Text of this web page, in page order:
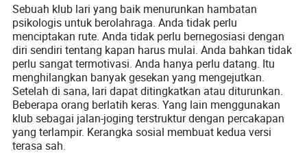
Sebuah klub lari yang baik menurunkan hambatan
psikologis untuk berolahraga. Anda tidak perlu
menciptakan rute. Anda tidak perlu bernegosiasi dengan
diri sendiri tentang kapan harus mulai. Anda bahkan tidak
perlu sangat termotivasi. Anda hanya perlu datang. Itu
menghilangkan banyak gesekan yang mengejutkan.
Setelah di sana, lari dapat ditingkatkan atau diturunkan.
Beberapa orang berlatih keras. Yang lain menggunakan
klub sebagai jalan-joging terstruktur dengan percakapan
yang terlampir. Kerangka sosial membuat kedua versi
terasa sah.